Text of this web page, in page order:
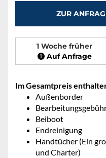
ZUR
1 Woche früher
Auf Anfrage
Im Gesamtpreis
Außenborder
Beiboot
Endreinigung
Handtücher (Ein
und Charter)